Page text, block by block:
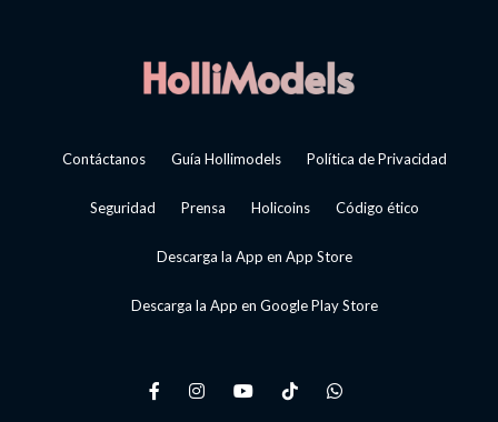
Contáctanos Guía Hollimodels Política de Privacidad
Seguridad Prensa Holicoins Código ético
Descarga la App en App Store
Descarga la App en Google Play Store